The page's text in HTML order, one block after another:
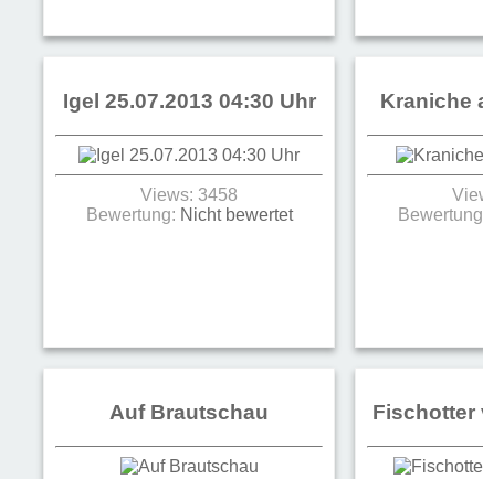
Igel 25.07.2013 04:30 Uhr
Views: 3458
Bewertung: Nicht bewertet
Kraniche
Auf Brautschau Fischotter